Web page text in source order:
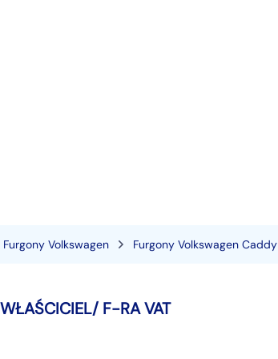
Furgony Volkswagen Furgony Volkswagen Caddy
F-RA VAT